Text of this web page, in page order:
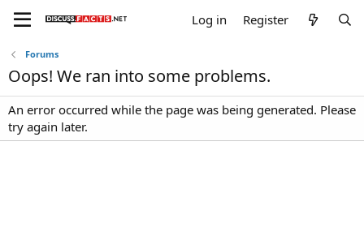
Log in Register
Forums
Oops! We ran into some problems.
An error occurred while the page was being generated. Please
try again later.